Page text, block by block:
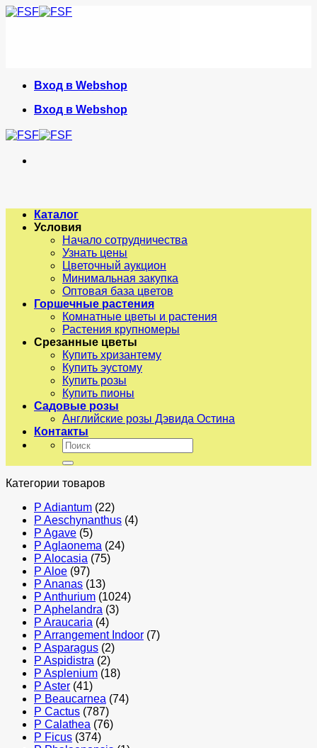
Skip
Вход в Webshop
Вход в Webshop
Каталог
Условия
Начало сотрудничества
Узнать цены
Цветочный аукцион
Минимальная закупка
Оптовая база цветов
Горшечные растения
Комнатные цветы и растения
Растения крупномеры
Срезанные цветы
Купить хризантему
Купить эустому
Купить розы
Купить пионы
Садовые розы
Английские розы Дэвида Остина
Контакты
Искать:
Категории товаров
P Adiantum (22)
P Aeschynanthus (4)
P Agave (5)
P Aglaonema (24)
P Alocasia (75)
P Aloe (97)
P Ananas (13)
P Anthurium (1024)
P Aphelandra (3)
P Araucaria (4)
P Arrangement Indoor (7)
P Asparagus (2)
P Aspidistra (2)
P Asplenium (18)
P Aster (41)
P Beaucarnea (74)
P Cactus (787)
P Calathea (76)
P Ficus (374)